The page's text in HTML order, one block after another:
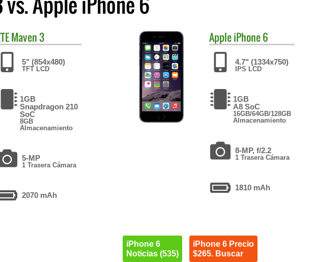
Maven 3
5" (854x480)
TFT LCD
1GB
Snapdragon 210
SoC
8GB
Almacenamiento
5-MP
1 Trasera Cámara
2070 mAh
AppleiPhone 6
4.7" (1334x750)
IPS LCD
1GB
A8 SoC
16GB/64GB/128GB
Almacenamiento
8-MP, f/2.2
1 Trasera Cámara
1810 mAh
iPhone 6
Noticias (535)
iPhone 6 Precio
$265. Buscar